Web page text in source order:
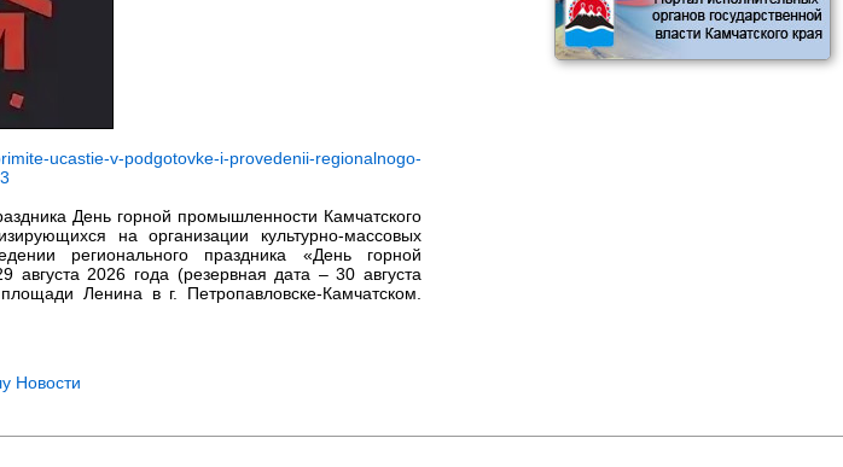
ucastie-v-podgotovke-i-provedenii-regionalnogo-
День горной промышленности Камчатского
на организации культурно‑массовых
регионального праздника «День горной
августа 2026 года (резервная дата ‒ 30 августа
Ленина в г. Петропавловске‑Камчатском.
Новости